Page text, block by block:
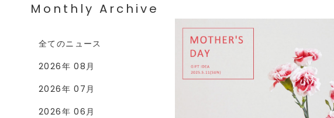
Monthly Archive
全てのニュース
2026年 08月
2026年 07月
2026年 06月